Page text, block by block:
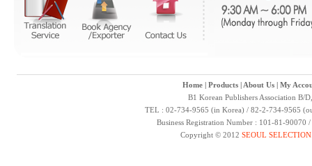
Home| Products| About Us| My
B1 Korean Publishers Association B/
TEL : 02-734-9565 (in Korea) / 82-2-734-9565
Business Registration Number : 101-81-
Copyright © 2012 SEOUL SELECTION